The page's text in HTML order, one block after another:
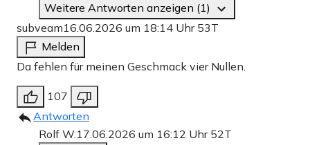
Weitere Antworten anzeigen (1)
subveam16.06.2026 um 18:14 Uhr 53T
Melden
Da fehlen für meinen Geschmack vier Nullen.
107
Antworten
Rolf W.17.06.2026 um 16:12 Uhr 52T